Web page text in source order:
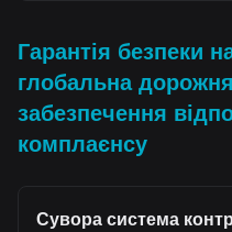
Гарантія безпеки
глобальна дорожня
забезпечення
комплаєнсу
Сувора система